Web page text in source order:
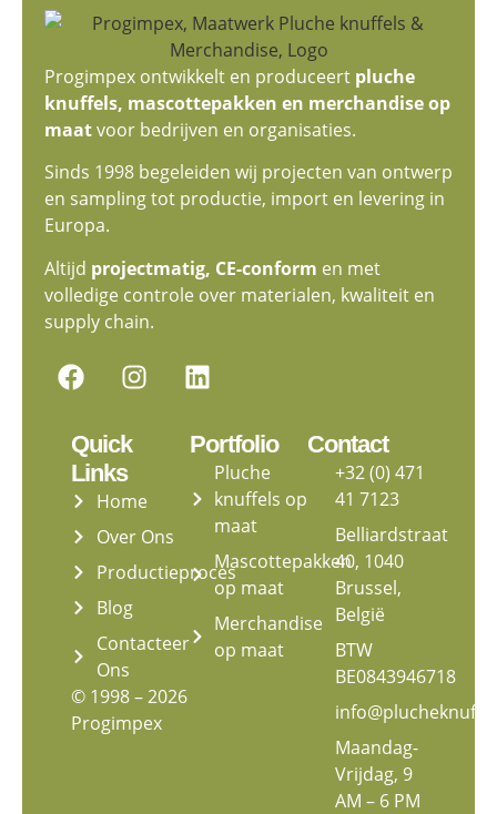
Progimpex ontwikkelt en produceert pluche
knuffels, mascottepakken en merchandise op
maatvoor bedrijven en organisaties.
Sinds 1998 begeleiden wij projecten van ontwerp
en sampling tot productie, import en levering in
Europa.
Altijd projectmatig, CE-conform en met
volledige controle over materialen, kwaliteit en
supply chain.
Quick
Links
Home
Over Ons
Productieproces
Blog
Contacteer
Ons
© 1998 – 2026
Progimpex
Portfolio
Pluche
knuffels op
maat
Mascottepakken
op maat
Merchandise
op maat
Contact
+32 (0) 471
41 7123
Belliardstraat
40, 1040
Brussel,
België
BTW
BE0843946718
Maandag-
Vrijdag, 9
AM – 6 PM